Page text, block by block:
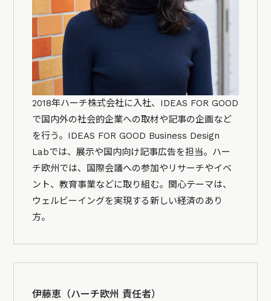
2018年ハーチ株式会社に入社、IDEAS FOR GOOD
で国内外の社会的企業への取材や記事の企画など
を行う。IDEAS FOR GOOD Business Design
Labでは、展示や国内向け記事広告を担当。ハー
チ欧州では、国際会議への参加やリサーチやイベ
ント、教育事業などに取り組む。関心テーマは、
ウェルビーイングを実現する新しい経済のあり
方。
伊藤恵（ハーチ欧州 責任者）